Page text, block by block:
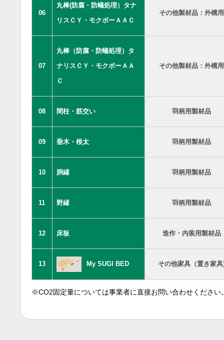
06
丸棒(防腐・防蟻処理）タナ
リスＣＹ・モクボーＡＡＣ
その他製材品：外構用
07
丸棒（防腐・防蟻処理）タ
ナリスＣＹ・モクボーＡＡ
Ｃ
その他製材品：外構用
08 間柱・筋交い 羽柄用製材品
09 垂木・根太 羽柄用製材品
10 胴縁 羽柄用製材品
11 野縁 羽柄用製材品
12 床板 造作・内装用製材品
13 My SUGI BED その他家具（置き家具
※CO2固定量については事業者に直接お問い合わせください